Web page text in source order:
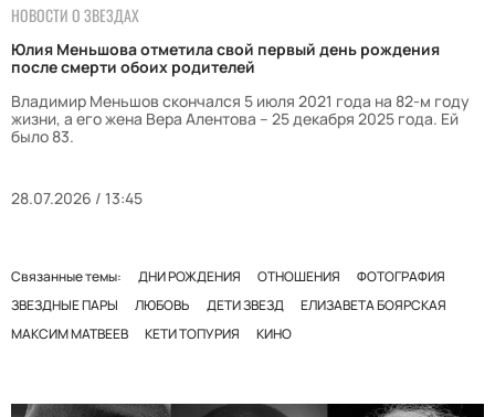
НОВОСТИ О ЗВЕЗДАХ
Юлия Меньшова отметила свой первый день рождения
после смерти обоих родителей
Владимир Меньшов скончался 5 июля 2021 года на 82-м году
жизни, а его жена Вера Алентова – 25 декабря 2025 года. Ей
было 83.
28.07.2026 / 13:45
Связанные темы: ДНИ РОЖДЕНИЯ ОТНОШЕНИЯ
ФОТОГРАФИЯ
ЗВЕЗДНЫЕ ПАРЫ
ЛЮБОВЬ ДЕТИ ЗВЕЗД
ЕЛИЗАВЕТА БОЯРСКАЯ
МАКСИМ МАТВЕЕВ
КЕТИ ТОПУРИЯ КИНО